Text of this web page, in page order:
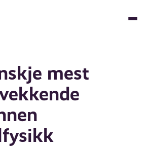
mest